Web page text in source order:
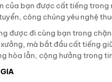
của bạn được cất tiếng
công chúng yêu nghệ
được đi cùng bạn trong
mà bắt đầu cất tiếng
hòa lẫn, cộng hưởng trong